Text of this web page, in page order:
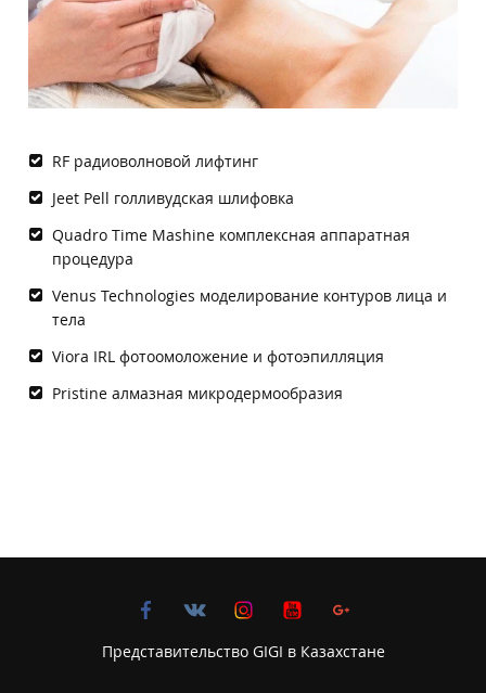
RF радиоволновой лифтинг
Jeet Pell голливудская шлифовка
Quadro Time Mashine комплексная аппаратная
процедура
Venus Technologies моделирование контуров лица и
тела
Viora IRL фотоомоложение и фотоэпилляция
Pristine алмазная микродермообразия
Представительство GIGI в Казахстане